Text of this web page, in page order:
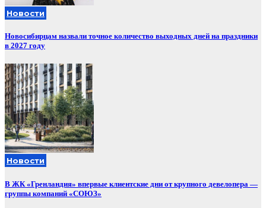
Новости
Новосибирцам назвали точное количество выходных дней на праздники
в 2027 году
Новости
В ЖК «Гренландия» впервые клиентские дни от крупного девелопера —
группы компаний «СОЮЗ»